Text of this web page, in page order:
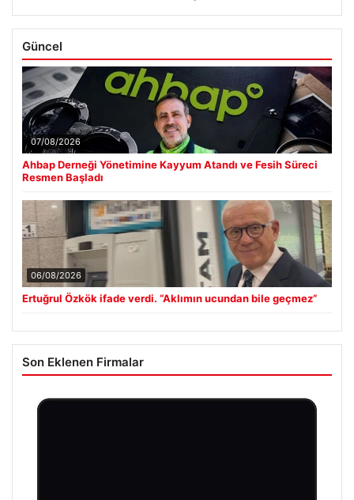
Güncel
07/08/2026
Ahbap Derneği Yönetimine Kayyum Atandı ve Fesih Süreci
Resmen Başladı
06/08/2026
Ertuğrul Özkök ifade verdi. “Aklımın ucundan bile geçmez”
Son Eklenen Firmalar